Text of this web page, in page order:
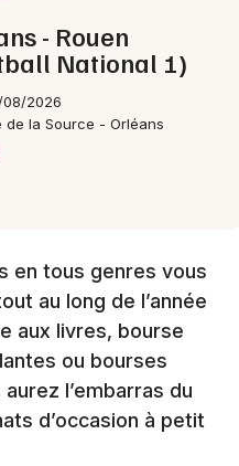
- Rouen
National 1)
08/2026
de la Source - Orléans
en tous genres vous
au long de l’année
aux livres, bourse
ou bourses
l’embarras du
d’occasion à petit